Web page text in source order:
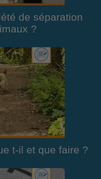
de séparation
?
t-il et que faire ?